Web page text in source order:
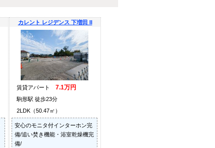
カレント レジデンス 下増田 II
賃貸アパート 7.1万円
駒形駅 徒歩23分
2LDK（50.47㎡）
安心のモニタ付インターホン完
備/追い焚き機能・浴室乾燥機完
備/